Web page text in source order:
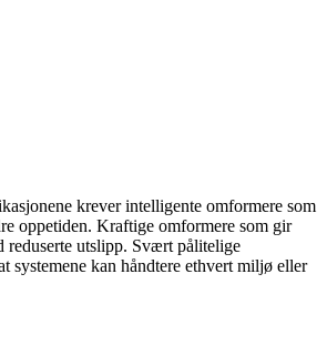
krever intelligente omformere som
oppetiden. Kraftige omformere som gir
reduserte utslipp. Svært pålitelige
systemene kan håndtere ethvert miljø eller